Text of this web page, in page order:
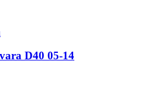
D40 05-14